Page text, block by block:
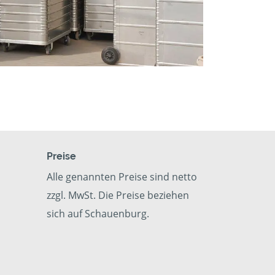
Preise
Alle genannten Preise sind netto
zzgl. MwSt. Die Preise beziehen
sich auf Schauenburg.